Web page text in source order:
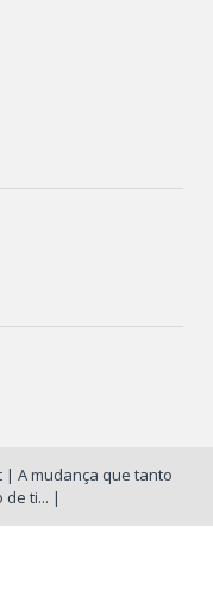
| A mudança que tanto
de ti... |